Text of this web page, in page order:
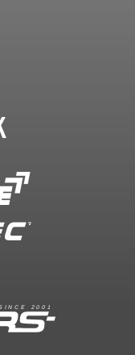
I N C E 2 0 0 1